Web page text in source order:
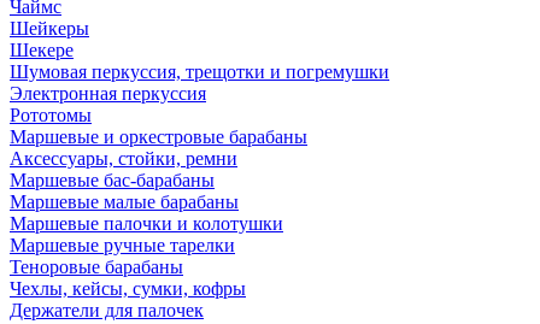
Чаймс
Шейкеры
Шекере
Шумовая перкуссия, трещотки и погремушки
Электронная перкуссия
Рототомы
Маршевые и оркестровые барабаны
Аксессуары, стойки, ремни
Маршевые бас-барабаны
Маршевые малые барабаны
Маршевые палочки и колотушки
Маршевые ручные тарелки
Теноровые барабаны
Чехлы, кейсы, сумки, кофры
Держатели для палочек